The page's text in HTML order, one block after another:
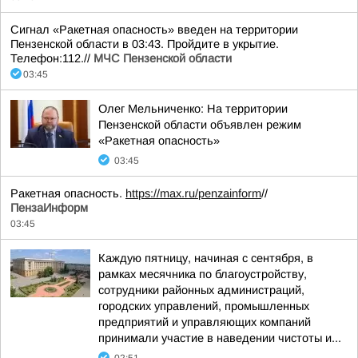
Сигнал «Ракетная опасность» введен на территории
Пензенской области в 03:43. Пройдите в укрытие.
Телефон:112.// МЧС Пензенской области
03:45
Олег Мельниченко: На территории
Пензенской области объявлен режим
«Ракетная опасность»
03:45
Ракетная опасность. https://max.ru/penzainform//
ПензаИнформ
03:45
Каждую пятницу, начиная с сентября, в
рамках месячника по благоустройству,
сотрудники районных администраций,
городских управлений, промышленных
предприятий и управляющих компаний
принимали участие в наведении чистоты и...